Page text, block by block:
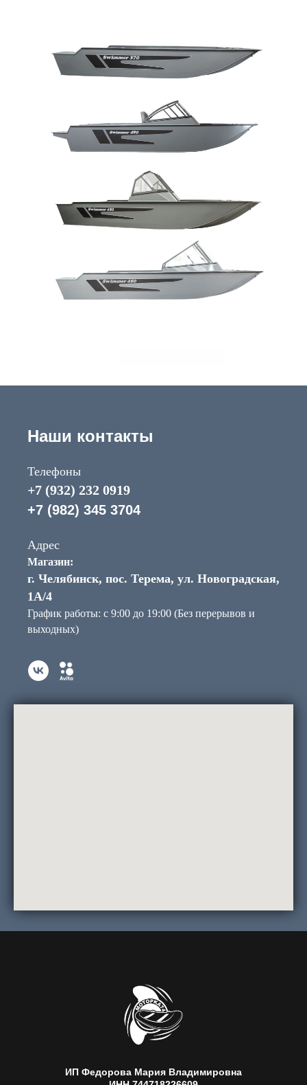
Наши контакты
Телефоны
+7 (932) 232 0919
+7 (982) 345 3704
Адрес
Магазин:
г. Челябинск, пос. Терема, ул. Новоградская,
1А/4
График работы: с 9:00 до 19:00 (Без перерывов и
выходных)
ИП Федорова Мария Владимировна